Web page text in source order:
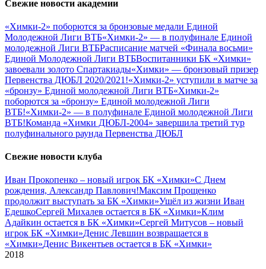
Свежие новости академии
«Химки-2» поборются за бронзовые медали Единой
Молодежной Лиги ВТБ«Химки-2» — в полуфинале Единой
молодежной Лиги ВТБРасписание матчей «Финала восьми»
Единой Молодежной Лиги ВТБВоспитанники БК «Химки»
завоевали золото Спартакиады«Химки» — бронзовый призер
Первенства ДЮБЛ 2020/2021!«Химки-2» уступили в матче за
«бронзу» Единой молодежной Лиги ВТБ«Химки-2»
поборются за «бронзу» Единой молодежной Лиги
ВТБ!«Химки-2» — в полуфинале Единой молодежной Лиги
ВТБ!Команда «Химки ДЮБЛ-2004» завершила третий тур
полуфинального раунда Первенства ДЮБЛ
Свежие новости клуба
Иван Прокопенко – новый игрок БК «Химки»С Днем
рождения, Александр Павлович!Максим Прощенко
продолжит выступать за БК «Химки»Ушёл из жизни Иван
ЕдешкоСергей Михалев остается в БК «Химки»Клим
Адайкин остается в БК «Химки»Сергей Митусов – новый
игрок БК «Химки»Денис Левшин возвращается в
«Химки»Денис Викентьев остается в БК «Химки»
2018